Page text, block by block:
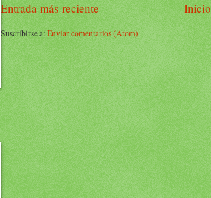
Entrada más reciente Inicio
Suscribirse a:Enviar comentarios (Atom)